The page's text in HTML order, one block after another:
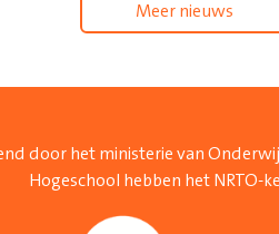
Meer nieuws
door het ministerie van
Hogeschool hebben het NRTO-